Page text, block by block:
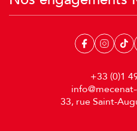
+33 (0)1
33, rue Saint-